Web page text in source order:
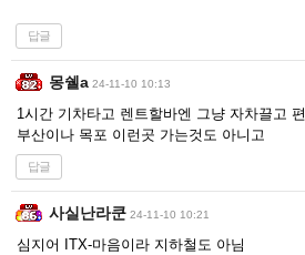
답글
몽쉘a 24-11-10 10:13
1시간 기차타고 렌트할바엔 그냥 자차끌고
부산이나 목포 이런곳 가는것도 아니고
답글
사실난라쿤 24-11-10 10:21
심지어 ITX-마음이라 지하철도 아님